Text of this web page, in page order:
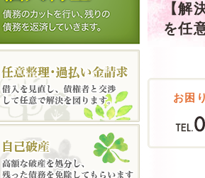
【解
を任
お困